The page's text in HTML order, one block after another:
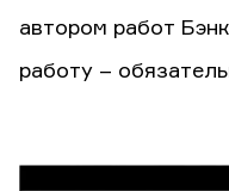
автором работ
работу –